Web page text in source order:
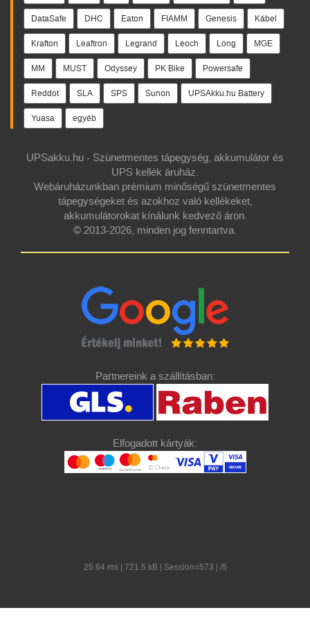
DataSafe DHC Eaton FIAMM Genesis Kábel
Krafton Leaftron Legrand Leoch Long MGE
MM MUST Odyssey PK Bike Powersafe
Reddot SLA SPS Sunon UPSAkku.hu Battery
Yuasa egyéb
UPSakku.hu - Szünetmentes tápegység, akkumulátor és
UPS kellék áruház.
Webáruházunkban prémium minőségű szünetmentes
tápegységeket és azokhoz való kellékeket,
akkumulátorokat kínálunk kedvező áron.
© 2013-2026, minden jog fenntartva.
Partnereink a szállításban:
Elfogadott kártyák:
25.64 ms | 721.5 kB | Session=573 | /5